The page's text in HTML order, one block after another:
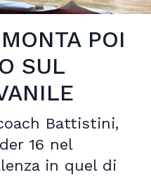
POI
SUL
Battistini,
16 nel
in quel di